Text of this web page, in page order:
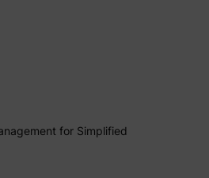
for Simplified